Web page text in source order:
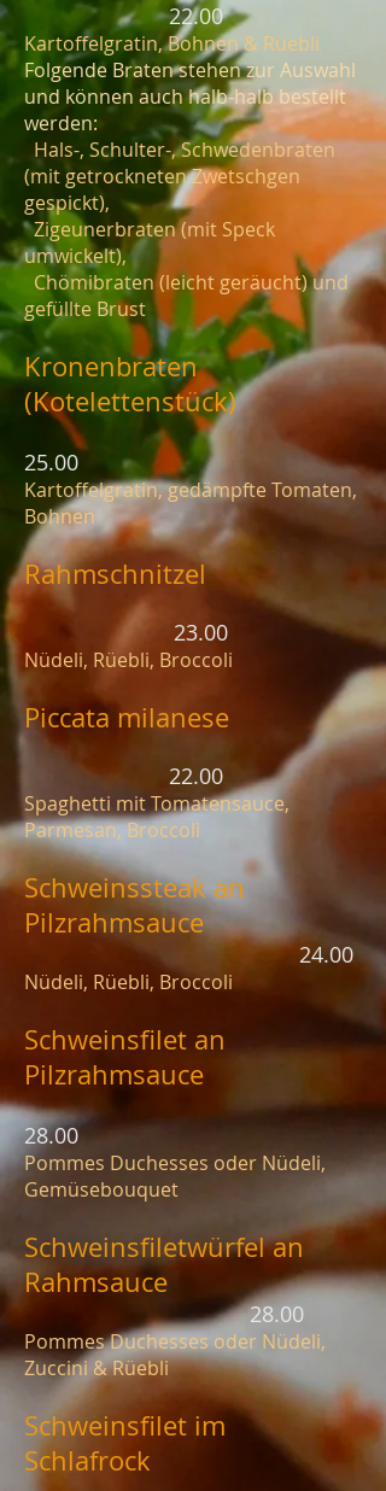
22.00
Kartoffelgratin, Bohnen & Rüebli
Folgende Braten stehen zur Auswahl
und können auch halb-halb bestellt
werden:
Hals-, Schulter-, Schwedenbraten
(mit getrockneten Zwetschgen
gespickt),
Zigeunerbraten (mit Speck
umwickelt),
Chömibraten (leicht geräucht) und
gefüllte Brust
Kronenbraten
(Kotelettenstück)
25.00
Kartoffelgratin, gedämpfte Tomaten,
Bohnen
Rahmschnitzel
23.00
Nüdeli, Rüebli, Broccoli
Piccata milanese
22.00
Spaghetti mit Tomatensauce,
Parmesan, Broccoli
Schweinssteak an
Pilzrahmsauce
24.00
Nüdeli, Rüebli, Broccoli
Schweinsfilet an
Pilzrahmsauce
28.00
Pommes Duchesses oder Nüdeli,
Gemüsebouquet
Schweinsfiletwürfel an
Rahmsauce
28.00
Pommes Duchesses oder Nüdeli,
Zuccini & Rüebli
Schweinsfilet im
Schlafrock